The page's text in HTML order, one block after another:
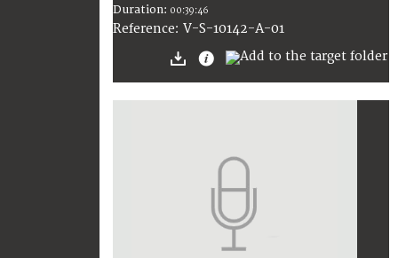
Duration: 00:39:46
Reference: V-S-10142-A-01